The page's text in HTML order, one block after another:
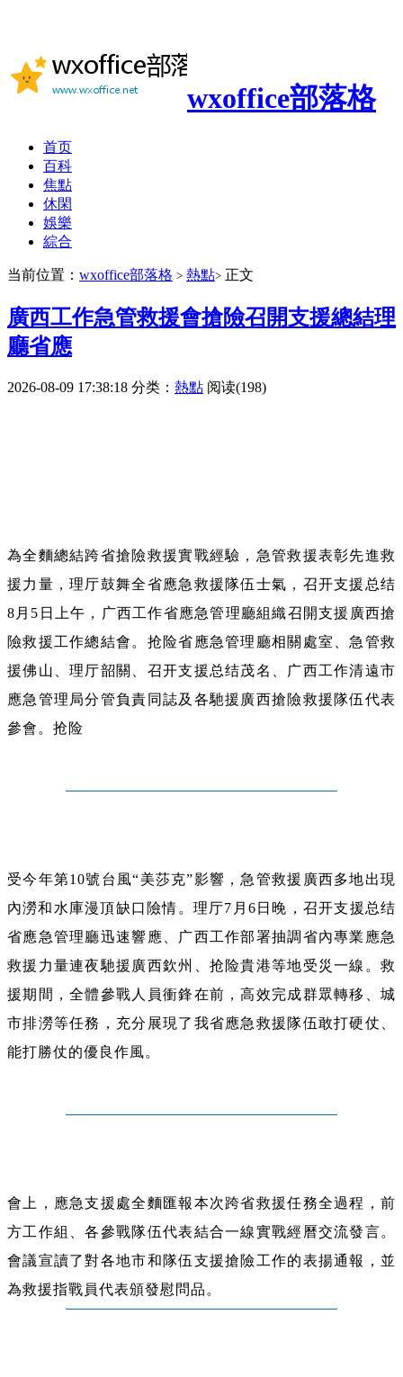
wxoffice部落格
首页
百科
焦點
休閑
娛樂
綜合
当前位置： wxoffice部落格 > 熱點> 正文
廣西工作急管救援會搶險召開支援總結理
廳省應
2026-08-09 17:38:18 分类： 熱點 阅读(198)
為全麵總結跨省搶險救援實戰經驗，急管救援表彰先進救
援力量，理厅鼓舞全省應急救援隊伍士氣，召开支援总结
8月5日上午，广西工作省應急管理廳組織召開支援廣西搶
險救援工作總結會。抢险省應急管理廳相關處室、急管救
援佛山、理厅韶關、召开支援总结茂名、广西工作清遠市
應急管理局分管負責同誌及各馳援廣西搶險救援隊伍代表
參會。抢险
受今年第10號台風“美莎克”影響，急管救援廣西多地出現
內澇和水庫漫頂缺口險情。理厅7月6日晚，召开支援总结
省應急管理廳迅速響應、广西工作部署抽調省內專業應急
救援力量連夜馳援廣西欽州、抢险貴港等地受災一線。救
援期間，全體參戰人員衝鋒在前，高效完成群眾轉移、城
市排澇等任務，充分展現了我省應急救援隊伍敢打硬仗、
能打勝仗的優良作風。
會上，應急支援處全麵匯報本次跨省救援任務全過程，前
方工作組、各參戰隊伍代表結合一線實戰經曆交流發言。
會議宣讀了對各地市和隊伍支援搶險工作的表揚通報，並
為救援指戰員代表頒發慰問品。